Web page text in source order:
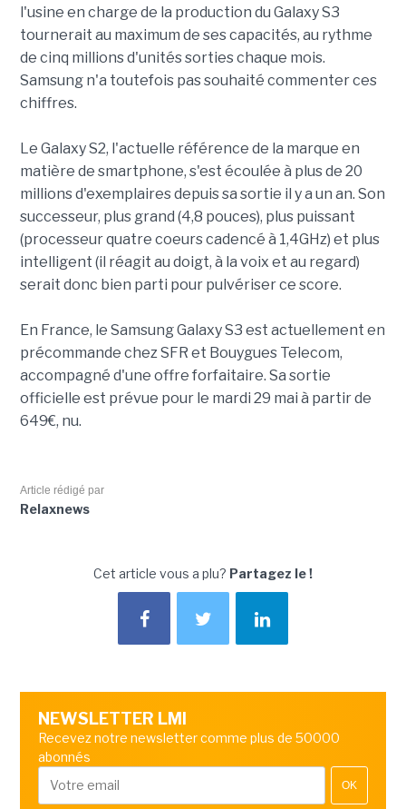
l'usine en charge de la production du Galaxy S3
tournerait au maximum de ses capacités, au rythme
de cinq millions d'unités sorties chaque mois.
Samsung n'a toutefois pas souhaité commenter ces
chiffres.
Le Galaxy S2, l'actuelle référence de la marque en
matière de smartphone, s'est écoulée à plus de 20
millions d'exemplaires depuis sa sortie il y a un an. Son
successeur, plus grand (4,8 pouces), plus puissant
(processeur quatre coeurs cadencé à 1,4GHz) et plus
intelligent (il réagit au doigt, à la voix et au regard)
serait donc bien parti pour pulvériser ce score.
En France, le Samsung Galaxy S3 est actuellement en
précommande chez SFR et Bouygues Telecom,
accompagné d'une offre forfaitaire. Sa sortie
officielle est prévue pour le mardi 29 mai à partir de
649€, nu.
Article rédigé par
Relaxnews
Cet article vous a plu? Partagez le !
NEWSLETTER LMI
Recevez notre newsletter comme plus de 50000
abonnés
OK